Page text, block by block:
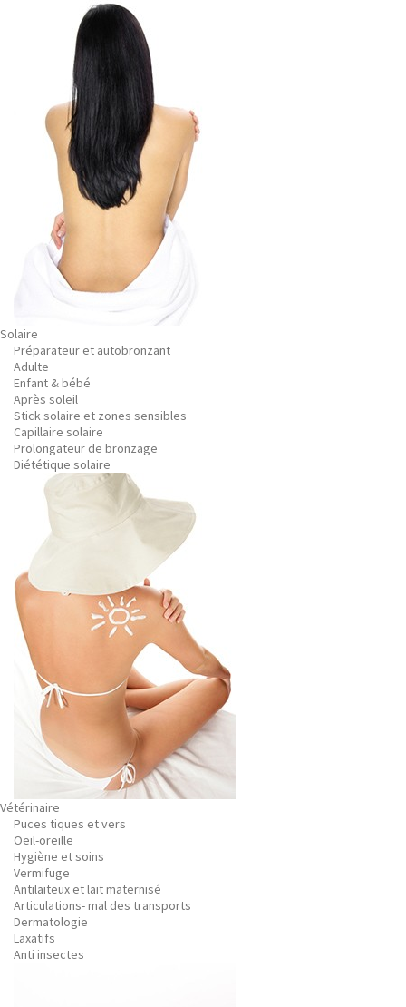
Solaire
Préparateur et autobronzant
Adulte
Enfant & bébé
Après soleil
Stick solaire et zones sensibles
Capillaire solaire
Prolongateur de bronzage
Diététique solaire
Vétérinaire
Puces tiques et vers
Oeil-oreille
Hygiène et soins
Vermifuge
Antilaiteux et lait maternisé
Articulations- mal des transports
Dermatologie
Laxatifs
Anti insectes